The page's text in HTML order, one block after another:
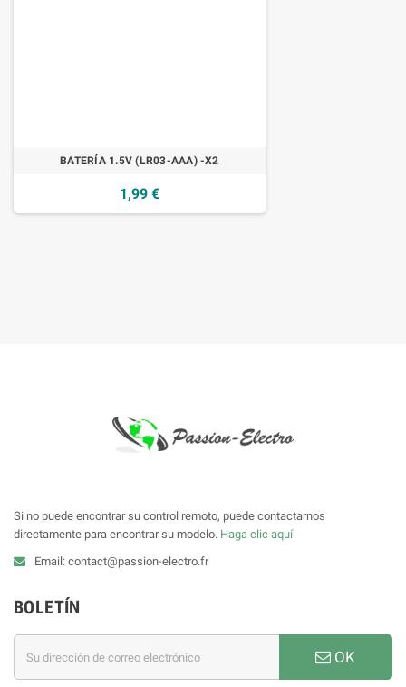
BATERÍA 1.5V (LR03-AAA) -X2
1,99 €
Si no puede encontrar su control remoto, puede contactarnos
directamente para encontrar su modelo. Haga clic aquí
Email: contact@passion-electro.fr
BOLETÍN
OK